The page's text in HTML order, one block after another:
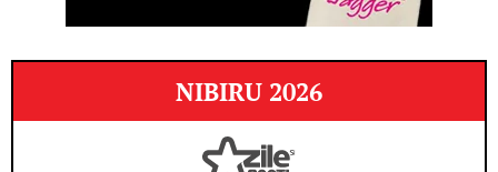
NIBIRU 2026